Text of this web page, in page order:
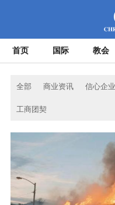
首页 国际 教会
全部 商业资讯 信心企业
工商团契